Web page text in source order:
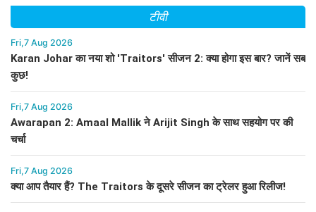
टीवी
Fri,7 Aug 2026
Karan Johar का नया शो 'Traitors' सीजन 2: क्या होगा इस बार? जानें सब
कुछ!
Fri,7 Aug 2026
Awarapan 2: Amaal Mallik ने Arijit Singh के साथ सहयोग पर की
चर्चा
Fri,7 Aug 2026
क्या आप तैयार हैं? The Traitors के दूसरे सीजन का ट्रेलर हुआ रिलीज!